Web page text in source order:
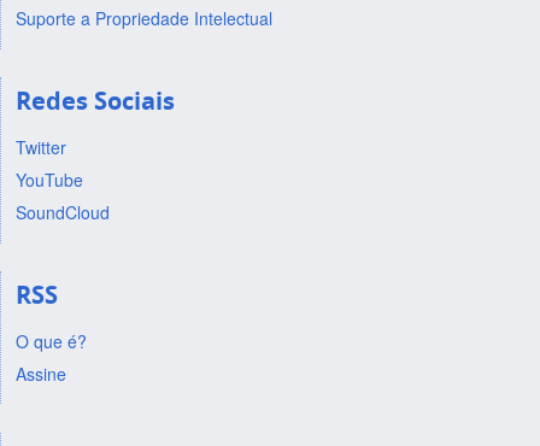
Suporte a Propriedade Intelectual
Redes Sociais
Twitter
YouTube
SoundCloud
RSS
O que é?
Assine